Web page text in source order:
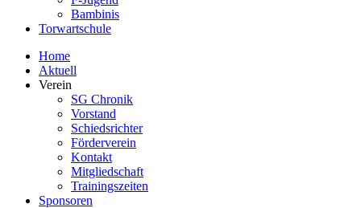
Bambinis
Torwartschule
Home
Aktuell
Verein
SG Chronik
Vorstand
Schiedsrichter
Förderverein
Kontakt
Mitgliedschaft
Trainingszeiten
Sponsoren